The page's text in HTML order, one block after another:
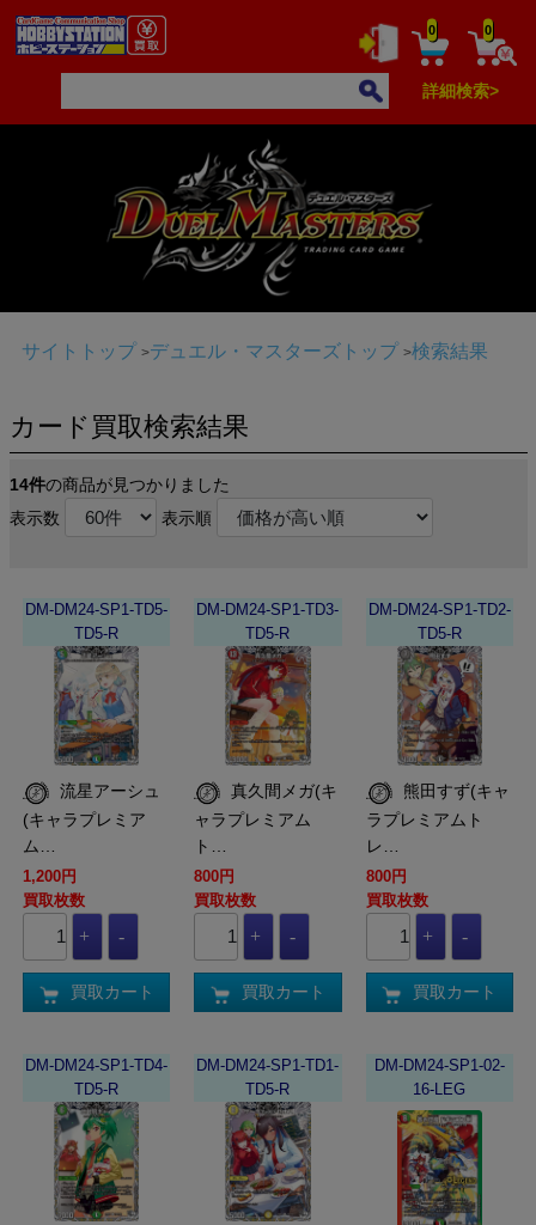
0 0
詳細検索>
サイトトップ デュエル・マスターズトップ 検索結果
カード買取検索結果
14件の商品が見つかりました
表示数
表示順
DM-DM24-SP1-TD5-
TD5-R
(キャラプレミア
ム…
1,200円
買取枚数
買取カート
DM-DM24-SP1-TD3-
TD5-R
真久間メガ(キ
ャラプレミアム
ト…
800円
買取枚数
買取カート
DM-DM24-SP1-TD2-
TD5-R
ラプレミアムト
レ…
800円
買取枚数
買取カート
DM-DM24-SP1-TD4-
TD5-R
DM-DM24-SP1-TD1-
TD5-R
DM-DM24-SP1-02-
16-LEG